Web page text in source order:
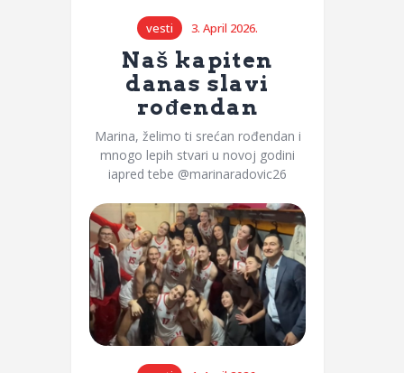
vesti 3. April 2026.
Naš kapiten
danas slavi
rođendan
Marina, želimo ti srećan rođendan i
mnogo lepih stvari u novoj godini
iapred tebe @marinaradovic26